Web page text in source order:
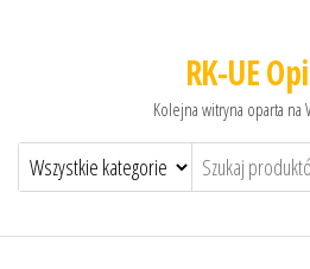
RK-UE
Kolejna witryna oparta na